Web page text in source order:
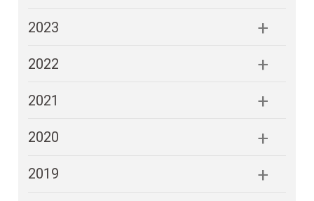
2023
2022
2021
2020
2019